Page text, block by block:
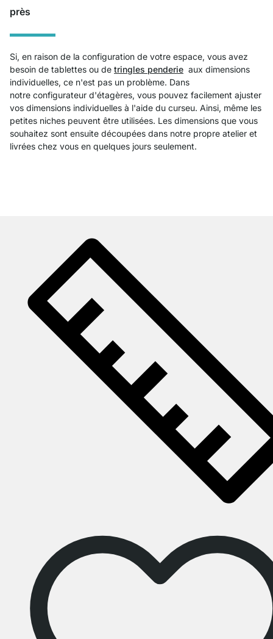
près
Si, en raison de la configuration de votre espace, vous avez
besoin de tablettes ou de tringles penderie aux dimensions
individuelles, ce n'est pas un problème. Dans
notre configurateur d'étagères, vous pouvez facilement ajuster
vos dimensions individuelles à l'aide du curseu. Ainsi, même les
petites niches peuvent être utilisées. Les dimensions que vous
souhaitez sont ensuite découpées dans notre propre atelier et
livrées chez vous en quelques jours seulement.